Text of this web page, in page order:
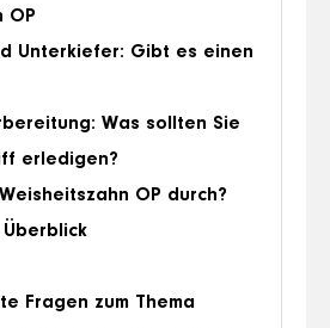
OP
Unterkiefer: Gibt es einen
Was sollten Sie
erledigen?
OP durch?
Fragen zum Thema